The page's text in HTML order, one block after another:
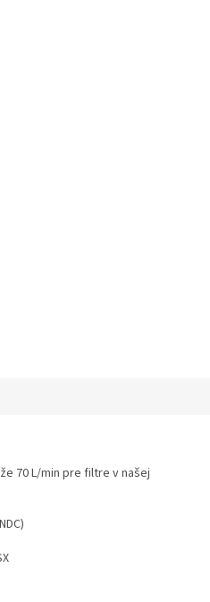
70 L/min pre filtre v našej